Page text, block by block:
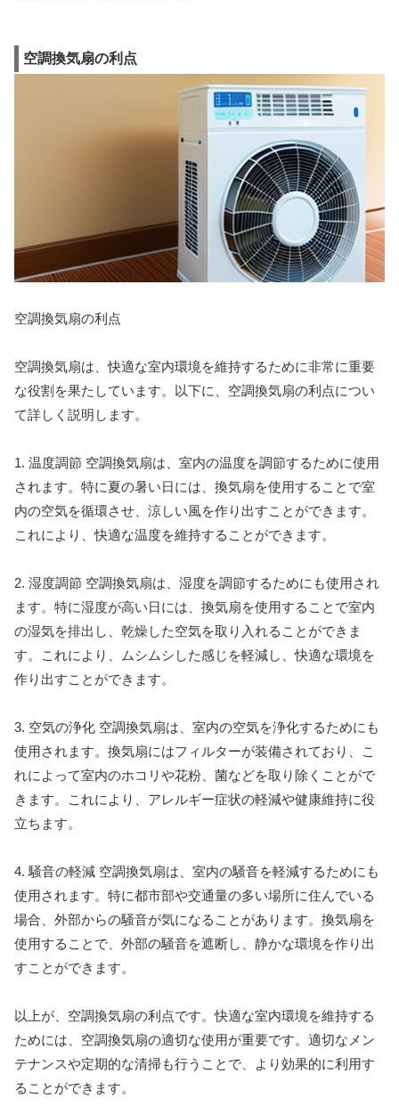
空調換気扇の利点
空調換気扇の利点
空調換気扇は、快適な室内環境を維持するために非常に重要
な役割を果たしています。以下に、空調換気扇の利点につい
て詳しく説明します。
1. 温度調節 空調換気扇は、室内の温度を調節するために使用
されます。特に夏の暑い日には、換気扇を使用することで室
内の空気を循環させ、涼しい風を作り出すことができます。
これにより、快適な温度を維持することができます。
2. 湿度調節 空調換気扇は、湿度を調節するためにも使用され
ます。特に湿度が高い日には、換気扇を使用することで室内
の湿気を排出し、乾燥した空気を取り入れることができま
す。これにより、ムシムシした感じを軽減し、快適な環境を
作り出すことができます。
3. 空気の浄化 空調換気扇は、室内の空気を浄化するためにも
使用されます。換気扇にはフィルターが装備されており、こ
れによって室内のホコリや花粉、菌などを取り除くことがで
きます。これにより、アレルギー症状の軽減や健康維持に役
立ちます。
4. 騒音の軽減 空調換気扇は、室内の騒音を軽減するためにも
使用されます。特に都市部や交通量の多い場所に住んでいる
場合、外部からの騒音が気になることがあります。換気扇を
使用することで、外部の騒音を遮断し、静かな環境を作り出
すことができます。
以上が、空調換気扇の利点です。快適な室内環境を維持する
ためには、空調換気扇の適切な使用が重要です。適切なメン
テナンスや定期的な清掃も行うことで、より効果的に利用す
ることができます。